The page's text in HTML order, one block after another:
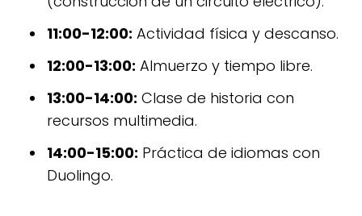
11:00-12:00: Actividad física y descanso.
12:00-13:00: Almuerzo y tiempo libre.
13:00-14:00: Clase de historia con
recursos multimedia.
14:00-15:00: Práctica de idiomas con
Duolingo.